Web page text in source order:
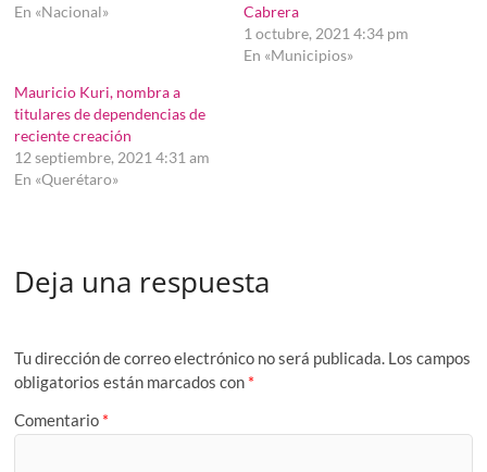
En «Nacional»
Cabrera
1 octubre, 2021 4:34 pm
En «Municipios»
Mauricio Kuri, nombra a
titulares de dependencias de
reciente creación
12 septiembre, 2021 4:31 am
En «Querétaro»
Deja una respuesta
Tu dirección de correo electrónico no será publicada. Los campos
obligatorios están marcados con *
Comentario *